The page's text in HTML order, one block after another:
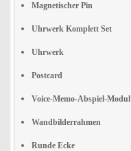
Magnetischer Pin
Uhrwerk Komplett Set
Uhrwerk
Postcard
Voice-Memo-Abspiel-Modul
Wandbilderrahmen
Runde Ecke